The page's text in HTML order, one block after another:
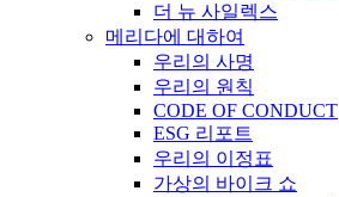
더 뉴 사일렉스
메리다에 대하여
우리의 사명
우리의 원칙
CODE OF CONDUCT
ESG 리포트
우리의 이정표
가상의 바이크 쇼